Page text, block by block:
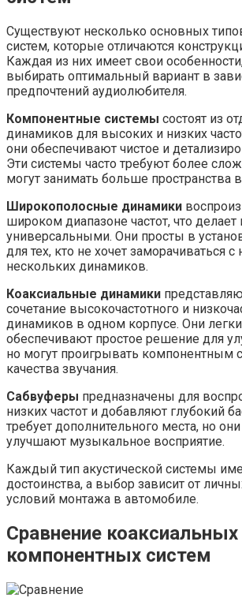
Существуют несколько основных
систем, которые отличаются
Каждая из них имеет свои
выбирать оптимальный вариант в
предпочтений аудиолюбителя.
Компонентные системы состоят из
динамиков для высоких и низких
они обеспечивают чистое и
Эти системы часто требуют более
могут занимать больше пространства
Широкополосные динамики
широком диапазоне частот, что делает
универсальными. Они просты в
для тех, кто не хочет заморачиваться с
нескольких динамиков.
Коаксиальные динамики
сочетание высокочастотного и
динамиков в одном корпусе. Они
обеспечивают простое решение для
но могут проигрывать компонентным
качества звучания.
Сабвуферы предназначены для
низких частот и добавляют глубокий
требует дополнительного места, но
улучшают музыкальное восприятие.
Каждый тип акустической системы
достоинства, а выбор зависит от
условий монтажа в автомобиле.
Сравнение коаксиальных
компонентных систем